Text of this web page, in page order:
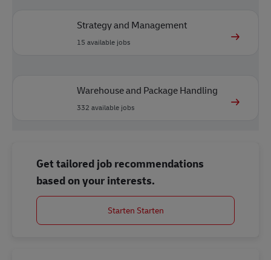
Strategy and Management
15 available jobs
Warehouse and Package Handling
332 available jobs
Get tailored job recommendations
based on your interests.
Starten Starten